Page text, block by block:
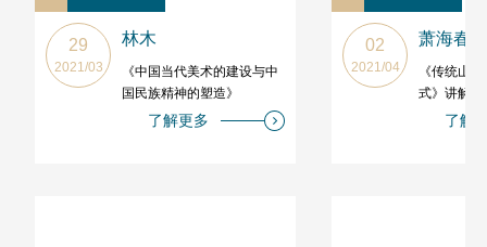
29
2021/03
林木
《中国当代美术的建设与中
国民族精神的塑造》
了解更多
02
2021/04
萧海春
《传统山
式》讲解
了解